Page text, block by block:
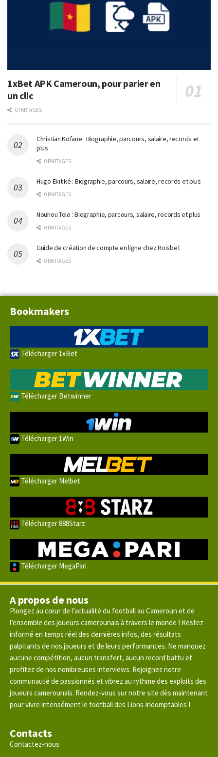
1xBet APK Cameroun, pour parier en
un clic
0 PARTAGES
Christian Kofane : Biographie, parcours, salaire, records et
plus
0 PARTAGES
Hugo Ekitiké : Biographie, parcours, salaire, records et plus
0 PARTAGES
Nouhou Tolo : Biographie, parcours, salaire, records et plus
0 PARTAGES
Guide de création de compte en ligne chez Roisbet
0 PARTAGES
Bookmakers
Télécharger 1xBet
Télécharger Betwinner
Télécharger 1Win
Télécharger Melbet
Télécharger 888Starz
Télécharger MegaPari
A propos de nous
Plongez au cœur de l’actualité du football au Cameroun et de
l’ensemble des joueurs camerounais à travers le monde ! Restez
informé en temps réel des dernières infos, des résultats
palpitants de nos joueurs et de leurs performances. Ne manquez
aucune compétition, aucun transfert, aucun record battu et
profitez de nos nombreuses interviews. Rejoignez notre
communauté de passionnés et vibrez au rythme des exploits des
joueurs camerounais. Rendez-vous sur notre site dès maintenant
pour vivre intensément le football des Lions Indomptables !
Contacts
Contactez-nous